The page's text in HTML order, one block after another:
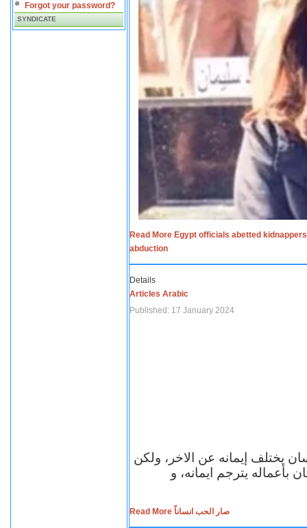
Forgot your password?
SYNDICATE
Read More Egypt officials abetted
abduction
Details
Articles Arabic
Published: 17 January 2024
يختلف إيمانه عن الاخر، ولكن
بأعماله يترجم ايمانه، و
Read More صار الحب انساناً